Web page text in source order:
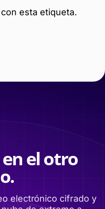
esta etiqueta.
el otro
electrónico cifrado y